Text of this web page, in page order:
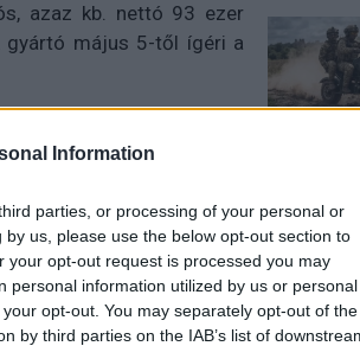
Information
parties, or processing of your personal or
us, please use the below opt-out section to
opt-out request is processed you may
personal information utilized by us or personal
opt-out. You may separately opt-out of the
by third parties on the IAB’s list of
azaz kb. nettó 93 ezer
május 5-től ígéri a